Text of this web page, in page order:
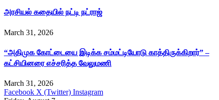
அரசியல் கதையில் நட்டி நட்ராஜ்
March 31, 2026
“அதிமுக கோட்டையை இடிக்க சம்மட்டியோடு காத்திருக்கிறார்” –
கட்சியினரை எச்சரித்த வேலுமணி
March 31, 2026
Facebook X (Twitter) Instagram